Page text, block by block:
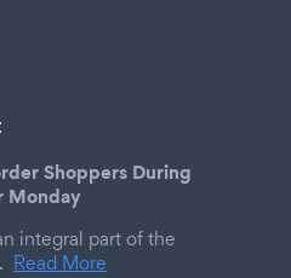
Shoppers During
Monday
integral part of the
Read More